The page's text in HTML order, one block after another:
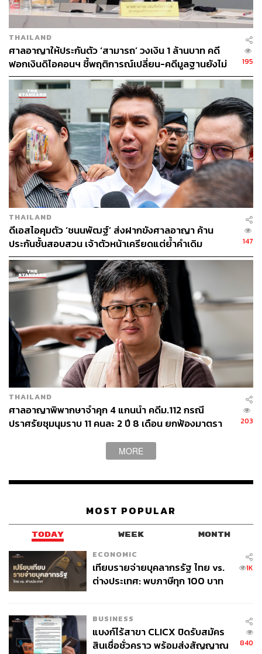
THAILAND
ศาลอาญาให้ประกันตัว ‘สามารถ’ วงเงิน 1 ล้านบาท คดี
ฟอกเงินดิไอคอนฯ ชี้พฤติการณ์เปลี่ยน-คดีมูลฐานยังไม่
ยุติ เตรียมปล่อยตัววันนี้
195
THAILAND
​ดีเอสไอคุมตัว ‘ชนนพัฒฐ์’ ส่งฝากขังศาลอาญา ค้าน
ประกันชั้นสอบสวน เจ้าตัวหน้าเครียดแต่ย้ำคำเดิม
“บริสุทธิ์-ปฏิเสธทุกข้อหา”
147
THAILAND
ศาลอาญาพิพากษาจำคุก 4 แกนนำ คดีม.112 กรณี
ปราศรัยชุมนุมราบ 11 คนละ 2 ปี 8 เดือน ยกฟ้องมาตรา
203
MORE
MOST POPULAR
TODAY WEEK MONTH
ECONOMIC
เทียบรายจ่ายบุคลากรรัฐ ไทย vs.
ต่างประเทศ: พบภาษีทุก 100 บาท
1K
BUSINESS
แบงก์ไร้สาขา CLICX ปิดรับสมัคร
สินเชื่อชั่วคราว พร้อมส่งสัญญาณ
840